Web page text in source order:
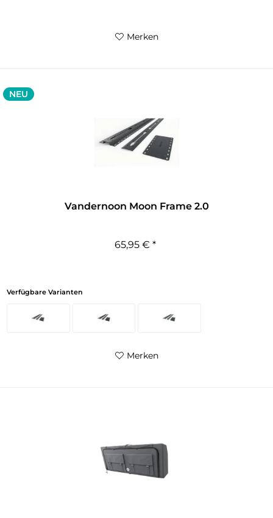
Merken
NEU
Vandernoon Moon Frame 2.0
65,95 € *
Verfügbare Varianten
Merken